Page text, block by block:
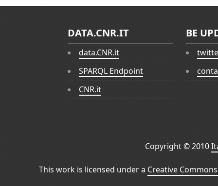
DATA.CNR.IT
data.CNR.it
SPARQL Endpoint
CNR.it
BE
Copyright © 2010
This work is licensed under a Creative